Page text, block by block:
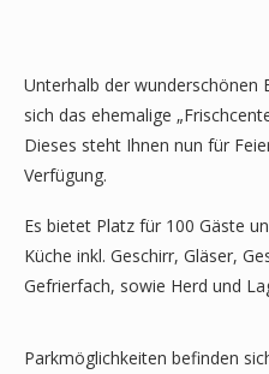
Unterhalb der wunderschönen
sich das ehemalige
Dieses steht Ihnen nun für
Verfügung.
Es bietet Platz für 100 Gäste
Küche inkl. Geschirr, Gläser,
Gefrierfach, sowie Herd und
Parkmöglichkeiten befinden